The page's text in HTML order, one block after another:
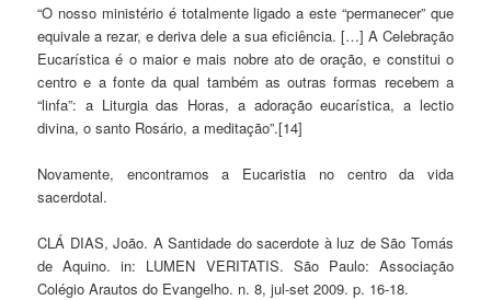
“O nosso ministério é totalmente ligado a este “permanecer” que
equivale a rezar, e deriva dele a sua eficiência. […] A Celebração
Eucarística é o maior e mais nobre ato de oração, e constitui o
centro e a fonte da qual também as outras formas recebem a
“linfa”: a Liturgia das Horas, a adoração eucarística, a lectio
divina, o santo Rosário, a meditação”.[14]
Novamente, encontramos a Eucaristia no centro da vida
sacerdotal.
CLÁ DIAS, João. A Santidade do sacerdote à luz de São Tomás
de Aquino. in: LUMEN VERITATIS. São Paulo: Associação
Colégio Arautos do Evangelho. n. 8, jul-set 2009. p. 16-18.